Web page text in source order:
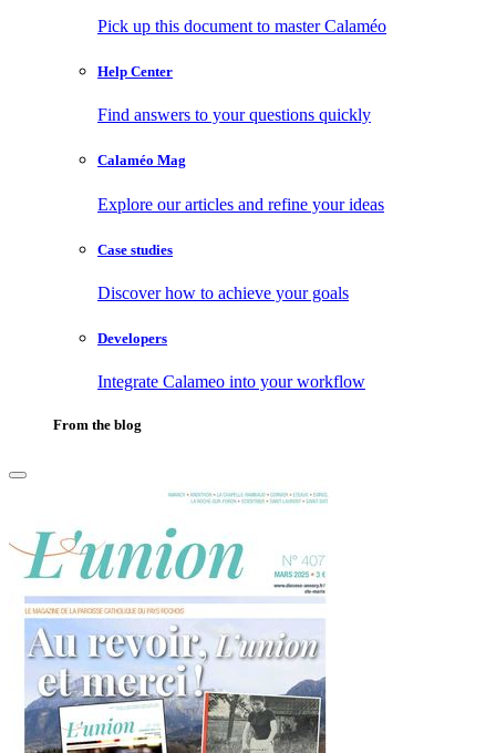
Pick up this document to master Calaméo
Help Center
Find answers to your questions quickly
Calaméo Mag
Explore our articles and refine your ideas
Case studies
Discover how to achieve your goals
Developers
Integrate Calameo into your workflow
From the blog